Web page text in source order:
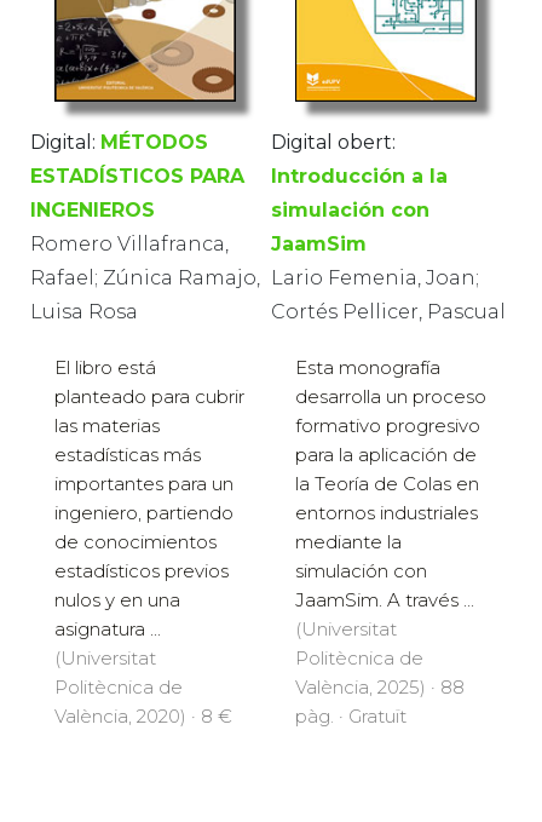
Digital: MÉTODOS
ESTADÍSTICOS PARA
INGENIEROS
Romero Villafranca,
Rafael; Zúnica Ramajo,
Luisa Rosa
El libro está
planteado para cubrir
las materias
estadísticas más
importantes para un
ingeniero, partiendo
de conocimientos
estadísticos previos
nulos y en una
asignatura ...
(Universitat
Politècnica de
València, 2020) · 8 €
Digital obert:
Introducción a la
simulación con
JaamSim
Lario Femenia, Joan;
Cortés Pellicer, Pascual
Esta monografía
desarrolla un proceso
formativo progresivo
para la aplicación de
la Teoría de Colas en
entornos industriales
mediante la
simulación con
JaamSim. A través ...
(Universitat
Politècnica de
València, 2025) · 88
pàg. · Gratuït